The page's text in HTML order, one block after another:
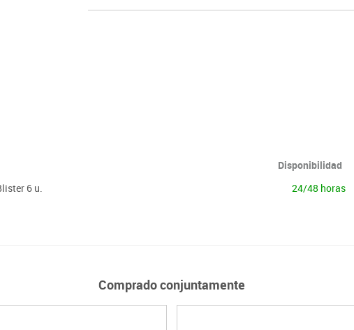
Disponibilidad
6 u. 24/48 horas
Comprado conjuntamente